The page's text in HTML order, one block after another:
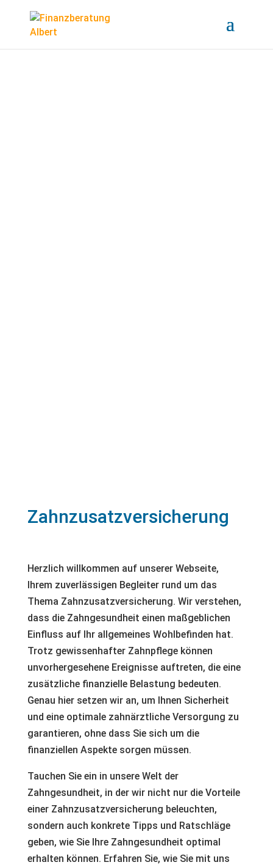
Zahnzusatzversicherung
Herzlich willkommen auf unserer Webseite,
Ihrem zuverlässigen Begleiter rund um das
Thema Zahnzusatzversicherung. Wir verstehen,
dass die Zahngesundheit einen maßgeblichen
Einfluss auf Ihr allgemeines Wohlbefinden hat.
Trotz gewissenhafter Zahnpflege können
unvorhergesehene Ereignisse auftreten, die eine
zusätzliche finanzielle Belastung bedeuten.
Genau hier setzen wir an, um Ihnen Sicherheit
und eine optimale zahnärztliche Versorgung zu
garantieren, ohne dass Sie sich um die
finanziellen Aspekte sorgen müssen.
Tauchen Sie ein in unsere Welt der
Zahngesundheit, in der wir nicht nur die Vorteile
einer Zahnzusatzversicherung beleuchten,
sondern auch konkrete Tipps und Ratschläge
geben, wie Sie Ihre Zahngesundheit optimal
erhalten können. Erfahren Sie, wie Sie mit uns